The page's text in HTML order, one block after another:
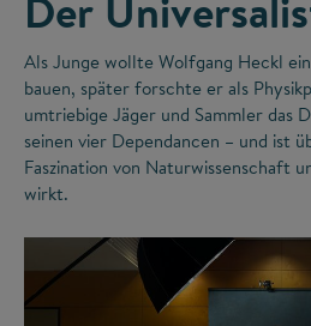
Als Junge wollte Wolfgang Heckl
bauen, später forschte er als
umtriebige Jäger und Sammler das
seinen vier Dependancen – und ist
Faszination von Naturwissenschaft
wirkt.